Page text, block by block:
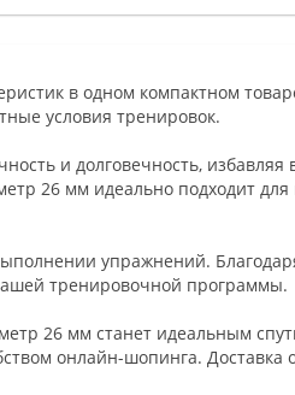
в одном компактном
условия тренировок.
и долговечность, избавляя
26 мм идеально подходит
упражнений.
тренировочной программы.
26 мм станет идеальным
онлайн-шопинга. Доставка